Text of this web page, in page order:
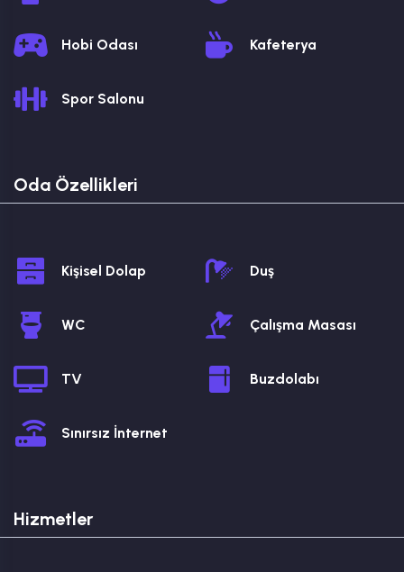
Hobi Odası Kafeterya
Spor Salonu
Oda Özellikleri
Kişisel Dolap Duş
WC Çalışma Masası
TV Buzdolabı
Sınırsız İnternet
Hizmetler